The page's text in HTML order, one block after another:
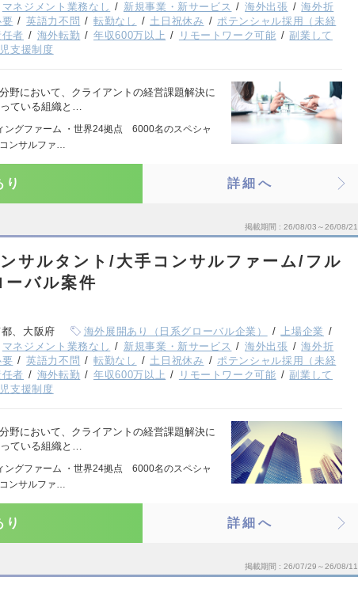
マネジメント業務なし 新規事業・新サービス 海外出張
海外折
要 英語力不問 転勤なし 土日祝休み
ポテンシャル採用（未経
者 海外転勤 年収600万以上 リモートワーク可能
副業して
支援制度
野において、クライアントの経営課題解決に
ている組織と…
ングファーム ・世界24拠点 6000名のスペシャ
ンサルファ…
り 詳細へ
掲載期間 26/08/03～26/08/21
サルタント/大手コンサルファーム/フル
ーバル案件
、大阪府 海外展開あり（日系グローバル企業）
上場企業
マネジメント業務なし 新規事業・新サービス 海外出張
海外折
要 英語力不問 転勤なし 土日祝休み
ポテンシャル採用（未経
者 海外転勤 年収600万以上 リモートワーク可能
副業して
支援制度
野において、クライアントの経営課題解決に
ている組織と…
ングファーム ・世界24拠点 6000名のスペシャ
ンサルファ…
り 詳細へ
掲載期間 26/07/29～26/08/11